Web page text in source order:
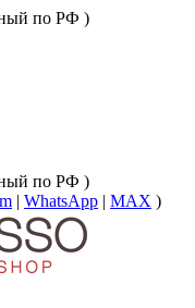
по РФ )
по РФ )
| WhatsApp | MAX )